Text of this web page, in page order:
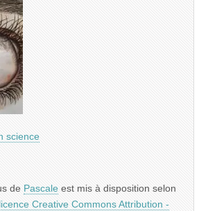
science
de Pascale est mis à disposition selon
Creative Commons Attribution -